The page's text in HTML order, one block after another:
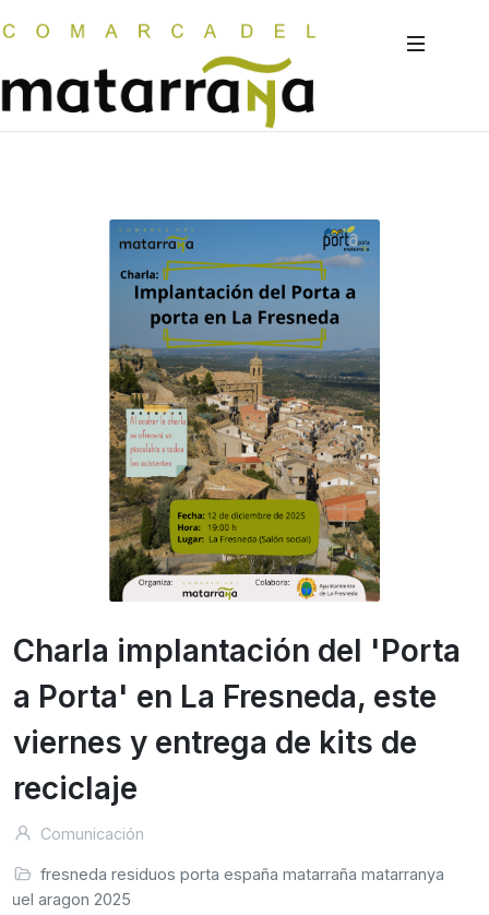
Charla implantación del 'Porta
a Porta' en La Fresneda, este
viernes y entrega de kits de
reciclaje
Comunicación
fresneda residuos porta españa matarraña matarranya
aragon 2025